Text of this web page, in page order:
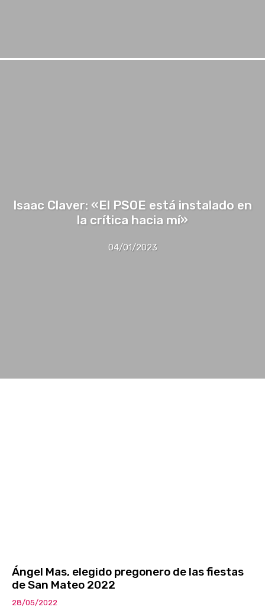
Isaac Claver: «El PSOE está instalado en
la crítica hacia mí»
04/01/2023
Ángel Mas, elegido pregonero de las fiestas
de San Mateo 2022
28/05/2022